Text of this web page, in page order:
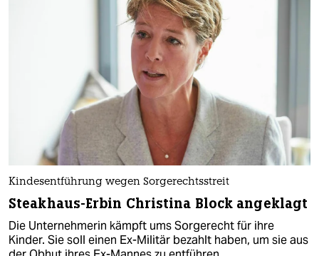
Kindesentführung wegen Sorgerechtsstreit
Steakhaus-Erbin Christina Block angeklagt
Die Unternehmerin kämpft ums Sorgerecht für ihre
Kinder. Sie soll einen Ex-Militär bezahlt haben, um sie aus